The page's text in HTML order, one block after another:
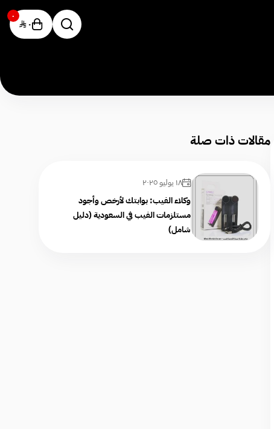
٠
٠
مقالات ذات صلة
١٨ يوليو ٢٠٢٥
وكلاء الفيب: بوابتك لأرخص وأجود
مستلزمات الفيب في السعودية (دليل
شامل)